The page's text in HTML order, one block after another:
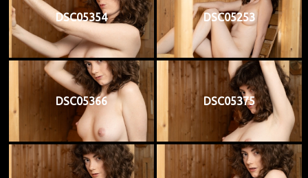
DSC05354 DSC05253
DSC05366 DSC05375